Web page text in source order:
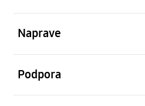
Naprave
Podpora